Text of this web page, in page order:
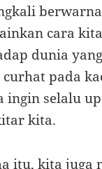
cara
dunia
pada
ingin selalu
kita.
itu, kita juga